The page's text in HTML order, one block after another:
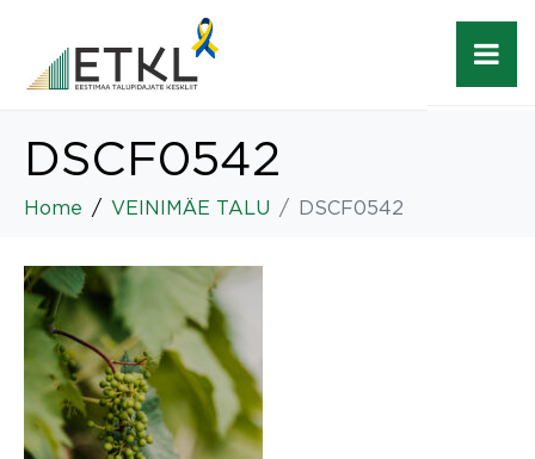
DSCF0542
Home VEINIMÄE TALU DSCF0542